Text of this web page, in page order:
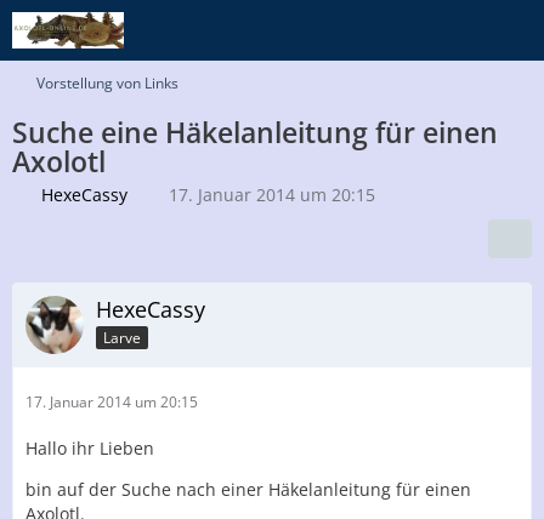
Vorstellung von Links
Suche eine Häkelanleitung für einen
Axolotl
HexeCassy 17. Januar 2014 um 20:15
HexeCassy
Larve
17. Januar 2014 um 20:15
Hallo ihr Lieben
bin auf der Suche nach einer Häkelanleitung für einen
Axolotl.